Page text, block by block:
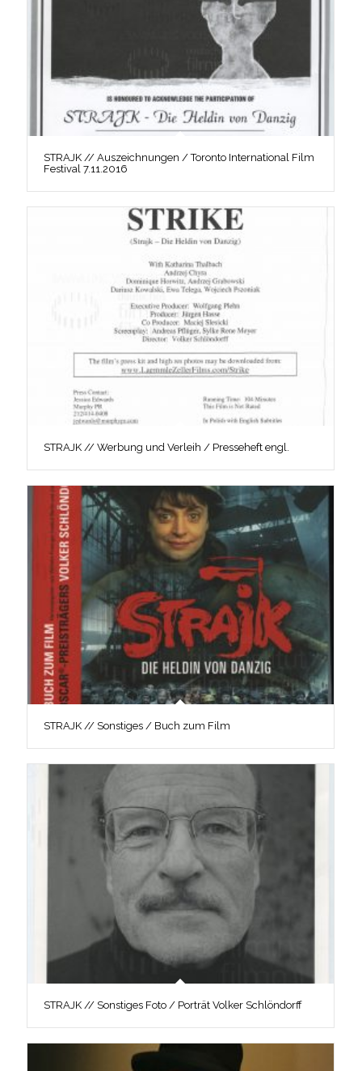
STRAJK // Auszeichnungen / Toronto International Film
Festival 7.11.2016
STRAJK // Werbung und Verleih / Presseheft engl.
STRAJK // Sonstiges / Buch zum Film
STRAJK // Sonstiges Foto / Porträt Volker Schlöndorff